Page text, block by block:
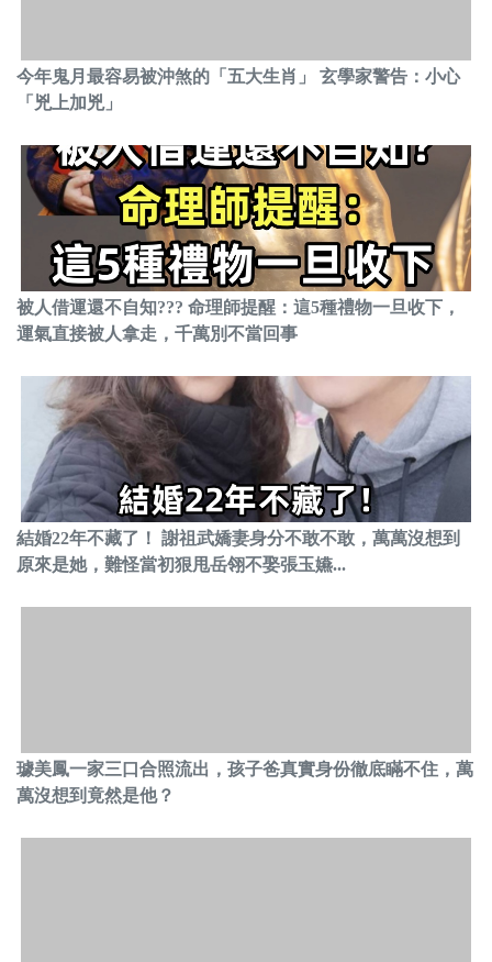
今年鬼月最容易被沖煞的「五大生肖」 玄學家警告：小心
「兇上加兇」
被人借運還不自知??? 命理師提醒：這5種禮物一旦收下，
運氣直接被人拿走，千萬別不當回事
結婚22年不藏了！ 謝祖武嬌妻身分不敢不敢，萬萬沒想到
原來是她，難怪當初狠甩岳翎不娶張玉嬿...
璩美鳳一家三口合照流出，孩子爸真實身份徹底瞞不住，萬
萬沒想到竟然是他？